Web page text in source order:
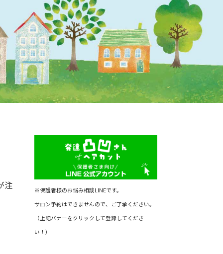
注
※保護者様のお悩み相談LINEです。
サロン予約はできませんので、ご了承ください。
（上記バナーをクリックして登録してくださ
い！）